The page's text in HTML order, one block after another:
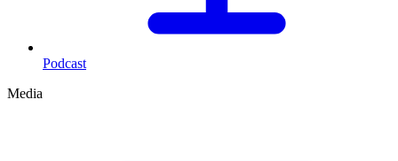
Podcast
Media